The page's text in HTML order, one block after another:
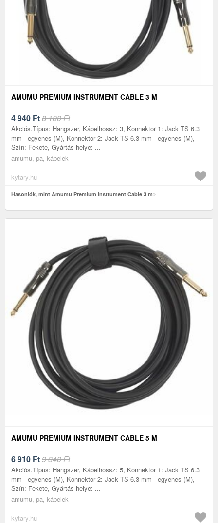
AMUMU PREMIUM INSTRUMENT CABLE 3 M
4 940 Ft8 100 Ft
Akciós.Típus: Hangszer, Kábelhossz: 3, Konnektor 1: Jack TS 6.3
mm - egyenes (M), Konnektor 2: Jack TS 6.3 mm - egyenes (M),
Szín: Fekete, Gyártás helye: ...
amumu, pa, kábelek
kytary.hu
Hasonlók, mint Amumu Premium Instrument Cable 3 m
AMUMU PREMIUM INSTRUMENT CABLE 5 M
6 910 Ft9 340 Ft
Akciós.Típus: Hangszer, Kábelhossz: 5, Konnektor 1: Jack TS 6.3
mm - egyenes (M), Konnektor 2: Jack TS 6.3 mm - egyenes (M),
Szín: Fekete, Gyártás helye: ...
amumu, pa, kábelek
kytary.hu